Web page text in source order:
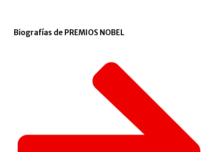
Biografías de PREMIOS NOBEL